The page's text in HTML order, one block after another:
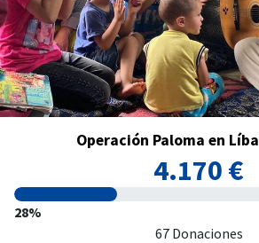
Operación Paloma en
4.170 €
28%
67 Donaciones